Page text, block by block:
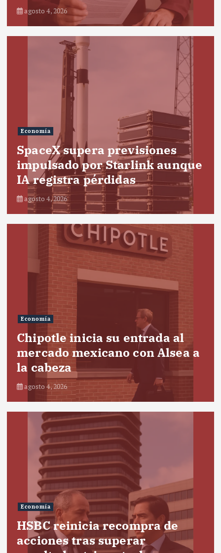
agosto 4, 2026
Economía
SpaceX supera previsiones
impulsado por Starlink aunque
IA registra pérdidas
agosto 4, 2026
Economía
Chipotle inicia su entrada al
mercado mexicano con Alsea a
la cabeza
agosto 4, 2026
Economía
HSBC reinicia recompra de
acciones tras superar